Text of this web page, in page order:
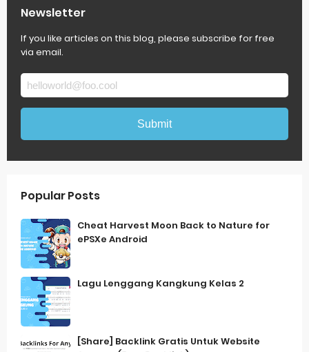
Newsletter
If you like articles on this blog, please subscribe for free
via email.
Popular Posts
Cheat Harvest Moon Back to Nature for
ePSXe Android
Lagu Lenggang Kangkung Kelas 2
[Share] Backlink Gratis Untuk Website